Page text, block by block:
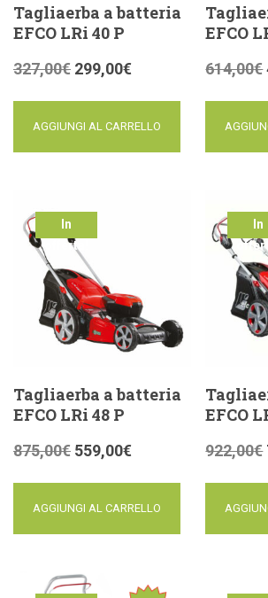
Tagliaerba a batteria
EFCO LRi 40 P
327,00€ 299,00€
AGGIUNGI AL CARRELLO
EFCO
614,00€
In
offerta!
Tagliaerba a batteria
EFCO LRi 48 P
875,00€ 559,00€
AGGIUNGI AL CARRELLO
In
EFCO
922,00€